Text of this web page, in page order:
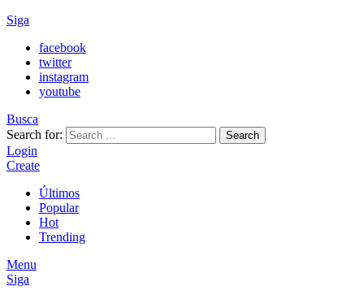
Siga
facebook
twitter
instagram
youtube
Busca
Search for:
Search
Login
Create
Últimos
Popular
Hot
Trending
Menu
Siga